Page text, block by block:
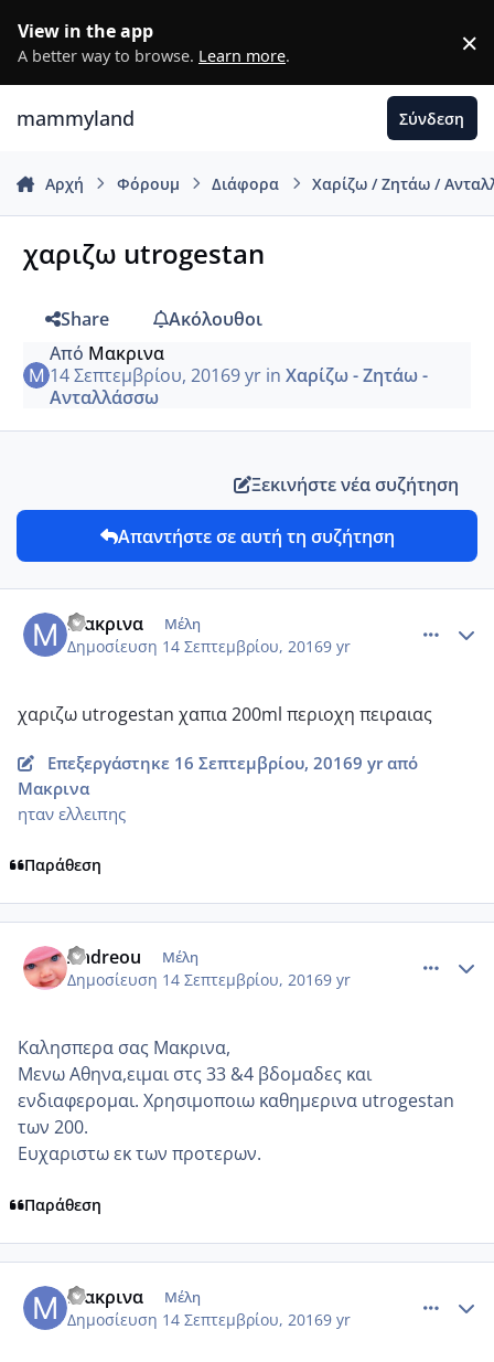
View in the app
A better way to browse. Learn more. ×
mammyland Σύνδεση
Αρχή Φόρουμ Διάφορα Χαρίζω / Ζητάω /
χαριζω utrogestan
Share
Ακόλουθοι
Από Μακρινα
14 Σεπτεμβρίου, 20169 yrin Χαρίζω - Ζητάω -
Ανταλλάσσω
Ξεκινήστε νέα συζήτηση
Απαντήστε σε αυτή τη συζήτηση
Μακρινα Μέλη
Δημοσίευση 14 Σεπτεμβρίου, 20169 yr
χαριζω utrogestan χαπια 200ml περιοχη πειραιας
Επεξεργάστηκε 16 Σεπτεμβρίου, 20169 yrαπό
Μακρινα
ηταν ελλειπης
Παράθεση
Andreou Μέλη
Δημοσίευση 14 Σεπτεμβρίου, 20169 yr
Καλησπερα σας Μακρινα,
Μενω Αθηνα,ειμαι στς 33 &4 βδομαδες και
ενδιαφερομαι. Χρησιμοποιω καθημερινα utrogestan
των 200.
Ευχαριστω εκ των προτερων.
Παράθεση
Μακρινα Μέλη
Δημοσίευση 14 Σεπτεμβρίου, 20169 yr